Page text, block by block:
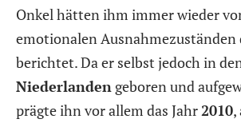
Onkel hätten ihm immer wieder
emotionalen Ausnahmezuständen
berichtet. Da er selbst jedoch in
Niederlanden geboren und
prägte ihn vor allem das Jahr 2010,